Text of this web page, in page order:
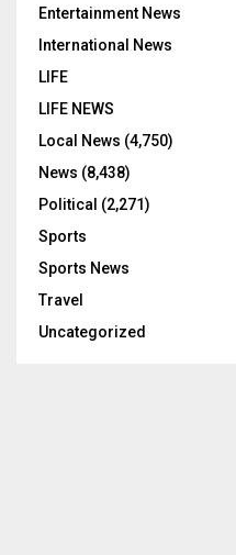
Entertainment News
International News
LIFE
LIFE NEWS
Local News (4,750)
News (8,438)
Political (2,271)
Sports
Sports News
Travel
Uncategorized